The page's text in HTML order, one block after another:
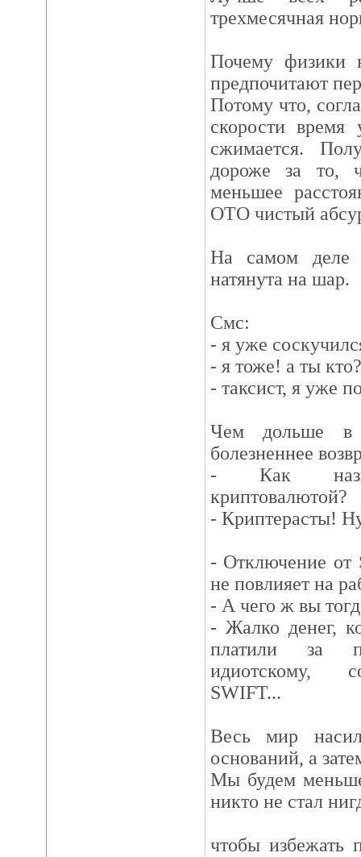
трехмесячная
Почему физики
предпочитают
Потому что,
скорости время
сжимается.
дороже за то,
меньшее
ОТО чистый
На самом деле
натянута на шар.
Смс:
- я уже
- я тоже! а ты кто?
- таксист, я уже
Чем дольше в
болезненнее
- Как
криптовалютой?
- Криптерасты!
- Отключение от
не повлияет на
- А чего ж вы
- Жалко денег,
платили за
идиотскому,
SWIFT...
Весь мир
оснований, а
Мы будем
никто не стал
чтобы избежать